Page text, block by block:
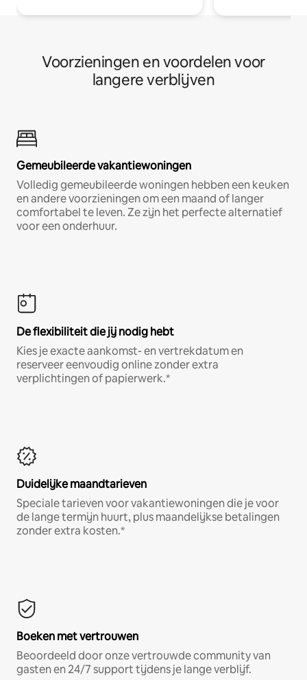
Voorzieningen en voordelen voor
langere verblijven
Gemeubileerde vakantiewoningen
Volledig gemeubileerde woningen hebben een keuken
en andere voorzieningen om een maand of langer
comfortabel te leven. Ze zijn het perfecte alternatief
voor een onderhuur.
De flexibiliteit die jij nodig hebt
Kies je exacte aankomst- en vertrekdatum en
reserveer eenvoudig online zonder extra
verplichtingen of papierwerk.*
Duidelijke maandtarieven
Speciale tarieven voor vakantiewoningen die je voor
de lange termijn huurt, plus maandelijkse betalingen
zonder extra kosten.*
Boeken met vertrouwen
Beoordeeld door onze vertrouwde community van
gasten en 24/7 support tijdens je lange verblijf.